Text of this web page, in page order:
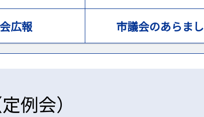
広報 市議会のあらまし
例会）